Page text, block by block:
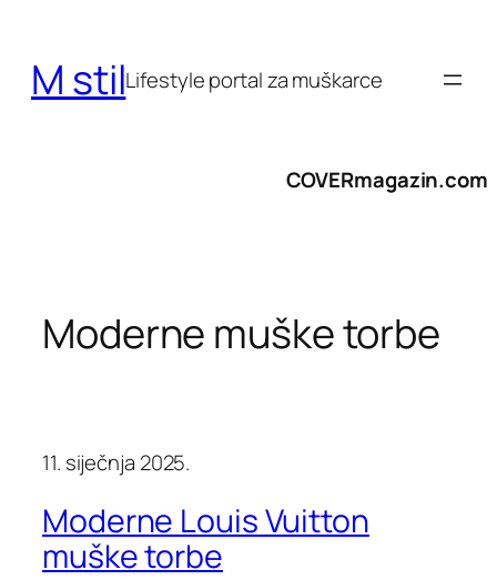
sadržaja
M stilLifestyle portal za muškarce
COVERmagazin.com
Moderne muške torbe
11. siječnja 2025.
Moderne Louis Vuitton
muške torbe